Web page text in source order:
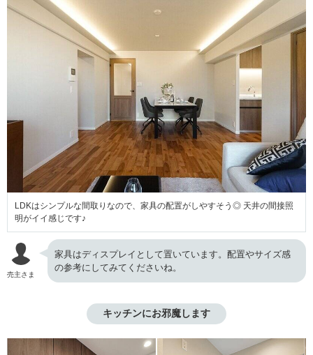
LDKはシンプルな間取りなので、家具の配置がしやすそう◎ 天井の間接照
明がイイ感じです♪
売主さま
家具はディスプレイとして置いています。配置やサイズ感
の参考にしてみてくださいね。
キッチンにお邪魔します